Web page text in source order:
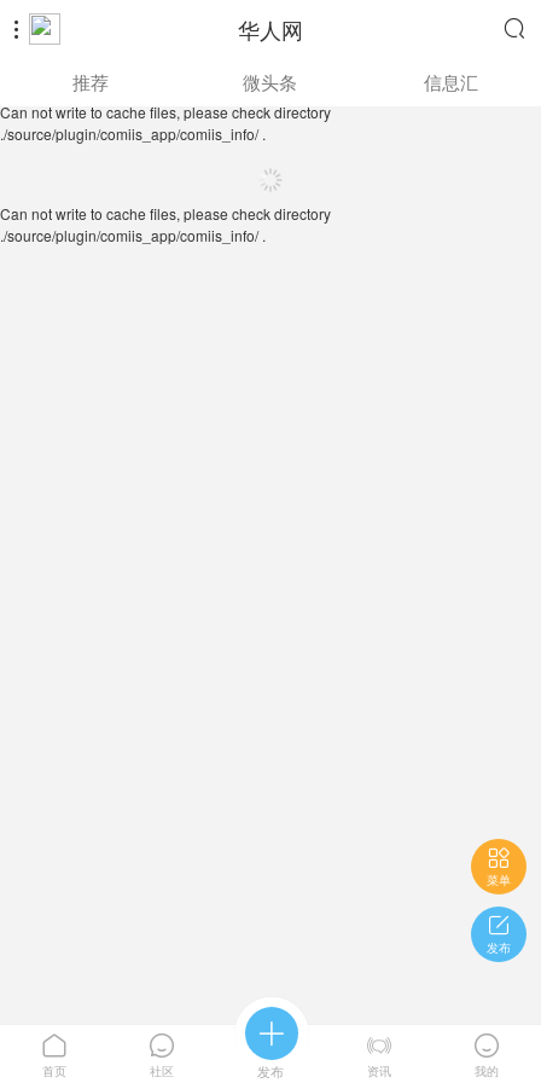
 华人网 
./source/plugin/comiis_app/comiis_info/ .
推荐 微头条 信息汇
Can not write to cache files, please check directory
./source/plugin/comiis_app/comiis_info/ .

菜单

发布

首页

社区

发布

资讯

我的
Can not write to cache files, please check directory
./source/plugin/comiis_app/comiis_info/ .